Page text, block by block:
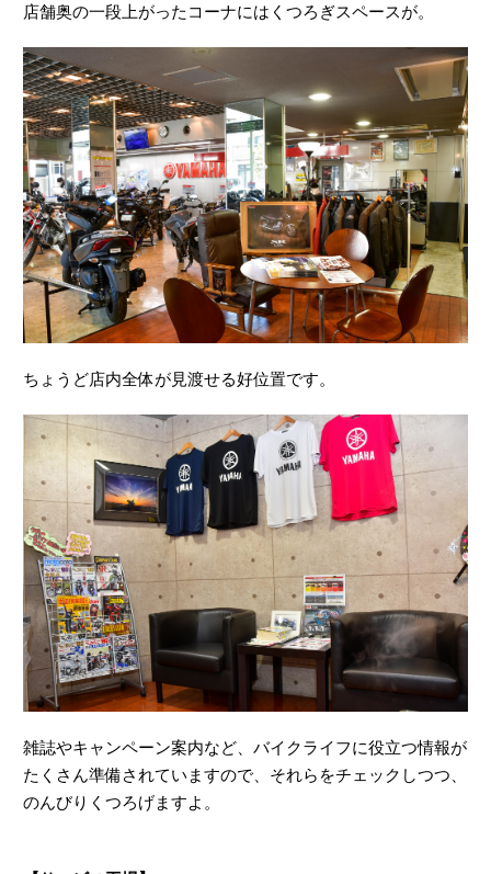
店舗奥の一段上がったコーナにはくつろぎスペースが。
ちょうど店内全体が見渡せる好位置です。
雑誌やキャンペーン案内など、バイクライフに役立つ情報が
たくさん準備されていますので、それらをチェックしつつ、
のんびりくつろげますよ。